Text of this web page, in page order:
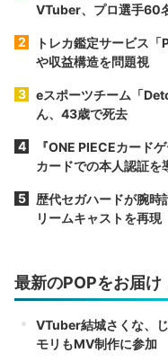
VTuber、プロ選手60
トレカ鑑定サービス
や収益構造を問題視
eスポーツチーム「
ん、43歳で死去
『ONE PIECEカード
カードでの本人認証を
歴代セガハードが腕
リームキャストを再現
最新のPOPをお届け
VTuber結城さくな、
モリもMV制作に参加